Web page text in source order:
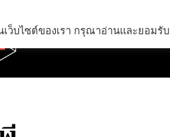
เว็บไซต์ของเรา กรุณาอ่านและยอมรับ